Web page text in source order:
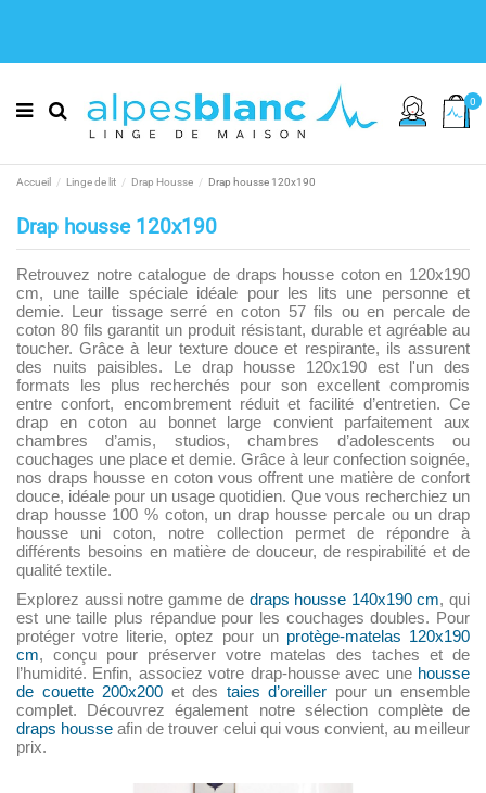
0
Accueil Linge de lit Drap Housse Drap housse 120x190
Drap housse 120x190
Retrouvez notre catalogue de draps housse coton en 120x190
cm, une taille spéciale idéale pour les lits une personne et
demie. Leur tissage serré en coton 57 fils ou en percale de
coton 80 fils garantit un produit résistant, durable et agréable au
toucher. Grâce à leur texture douce et respirante, ils assurent
des nuits paisibles. Le drap housse 120x190 est l'un des
formats les plus recherchés pour son excellent compromis
entre confort, encombrement réduit et facilité d’entretien. Ce
drap en coton au bonnet large convient parfaitement aux
chambres d’amis, studios, chambres d’adolescents ou
couchages une place et demie. Grâce à leur confection soignée,
nos draps housse en coton vous offrent une matière de confort
douce, idéale pour un usage quotidien. Que vous recherchiez un
drap housse 100 % coton, un drap housse percale ou un drap
housse uni coton, notre collection permet de répondre à
différents besoins en matière de douceur, de respirabilité et de
qualité textile.
Explorez aussi notre gamme de draps housse 140x190 cm, qui
est une taille plus répandue pour les couchages doubles. Pour
protéger votre literie, optez pour un protège-matelas 120x190
cm, conçu pour préserver votre matelas des taches et de
l’humidité. Enfin, associez votre drap-housse avec une housse
de couette 200x200 et des taies d’oreiller pour un ensemble
complet. Découvrez également notre sélection complète de
draps housse afin de trouver celui qui vous convient, au meilleur
prix.